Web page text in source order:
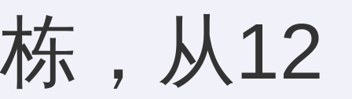
栋，从12